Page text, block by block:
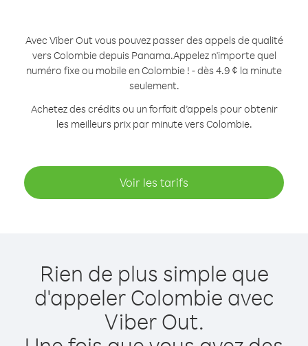
Avec Viber Out vous pouvez passer des appels de qualité
vers Colombie depuis Panama.Appelez n'importe quel
numéro fixe ou mobile en Colombie ! - dès 4.9 ¢ la minute
seulement.
Achetez des crédits ou un forfait d’appels pour obtenir
les meilleurs prix par minute vers Colombie.
Voir les tarifs
Rien de plus simple que
d'appeler Colombie avec
Viber Out.